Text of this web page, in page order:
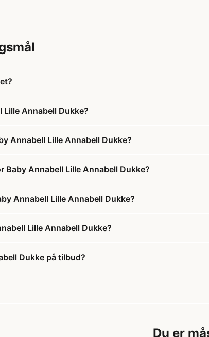
Lille Annabell Dukke?
Annabell Lille Annabell Dukke?
Baby Annabell Lille Annabell Dukke?
Annabell Lille Annabell Dukke?
Lille Annabell Dukke?
Dukke på tilbud?
Du er